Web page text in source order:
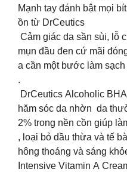
Mạnh tay đánh bật mọi
ồn từ DrCeutics
Cảm giác da sần sùi, lỗ
mụn đầu đen cứ mãi
a cần một bước làm
.
DrCeutics Alcoholic
hăm sóc da nhờn da
2% trong nền cồn giúp
, loại bỏ dầu thừa và tế
hông thoáng và sáng
Intensive Vitamin A